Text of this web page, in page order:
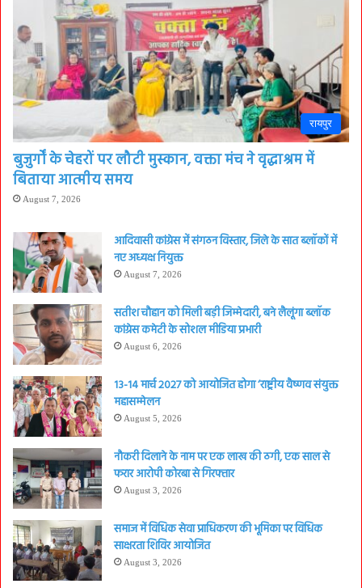
रायपुर
बुजुर्गों के चेहरों पर लौटी मुस्कान, वक्ता मंच ने वृद्धाश्रम में
बिताया आत्मीय समय
August 7, 2026
आदिवासी कांग्रेस में संगठन विस्तार, जिले के सात ब्लॉकों में
नए अध्यक्ष नियुक्त
August 7, 2026
सतीश चौहान को मिली बड़ी जिम्मेदारी, बने लैलूंगा ब्लॉक
कांग्रेस कमेटी के सोशल मीडिया प्रभारी
August 6, 2026
13-14 मार्च 2027 को आयोजित होगा ‘राष्ट्रीय वैष्णव संयुक्त
महासम्मेलन
August 5, 2026
नौकरी दिलाने के नाम पर एक लाख की ठगी, एक साल से
फरार आरोपी कोरबा से गिरफ्तार
August 3, 2026
समाज में विधिक सेवा प्राधिकरण की भूमिका पर विधिक
साक्षरता शिविर आयोजित
August 3, 2026